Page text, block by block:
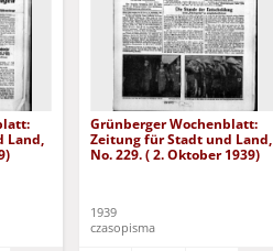
Land,
Grünberger Wochenblatt:
Zeitung für Stadt und Land,
No. 229. ( 2. Oktober 1939)
1939
czasopisma